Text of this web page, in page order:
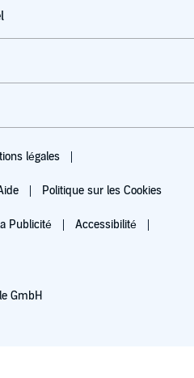
légales
Politique sur les Cookies
Publicité Accessibilité
GmbH